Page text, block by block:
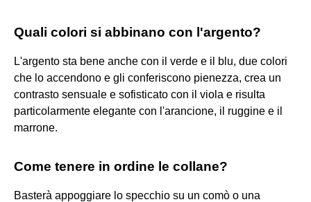
Quali colori si abbinano con l'argento?
L'argento sta bene anche con il verde e il blu, due colori
che lo accendono e gli conferiscono pienezza, crea un
contrasto sensuale e sofisticato con il viola e risulta
particolarmente elegante con l'arancione, il ruggine e il
marrone.
Come tenere in ordine le collane?
Basterà appoggiare lo specchio su un comò o una